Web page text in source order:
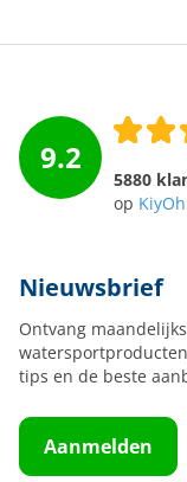
9.2
5880
op KiyOh
Nieuwsbrief
Ontvang
tips en de beste
Aanmelden